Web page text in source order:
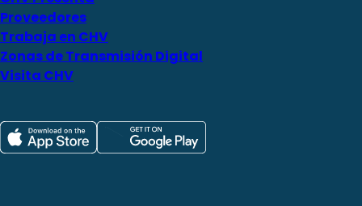
Proveedores
Trabaja en CHV
Zonas de Transmisión Digital
Visita CHV